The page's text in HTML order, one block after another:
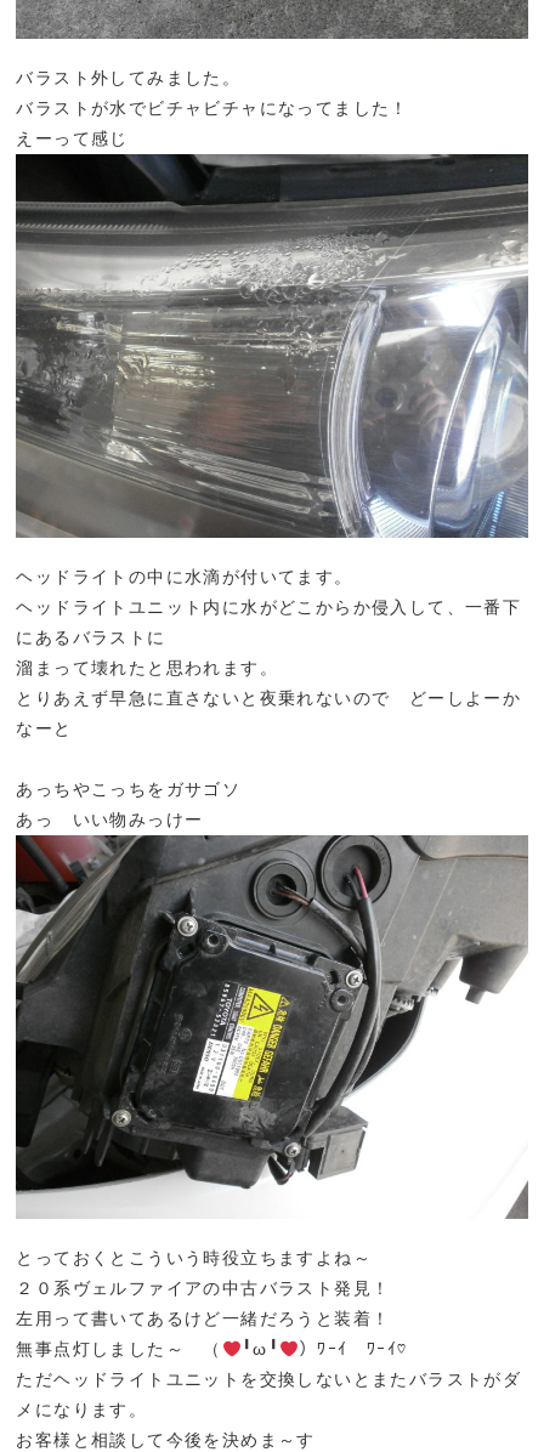
バラスト外してみました。
バラストが水でビチャビチャになってました！
えーって感じ
ヘッドライトの中に水滴が付いてます。
ヘッドライトユニット内に水がどこからか侵入して、一番下
にあるバラストに
溜まって壊れたと思われます。
とりあえず早急に直さないと夜乗れないので どーしよーか
なーと
あっちやこっちをガサゴソ
あっ いい物みっけー
とっておくとこういう時役立ちますよね～
２０系ヴェルファイアの中古バラスト発見！
左用って書いてあるけど一緒だろうと装着！
無事点灯しました～ （
╹ω╹
）ﾜｰｲ ﾜｰｲ♡
ただヘッドライトユニットを交換しないとまたバラストがダ
メになります。
お客様と相談して今後を決めま～す